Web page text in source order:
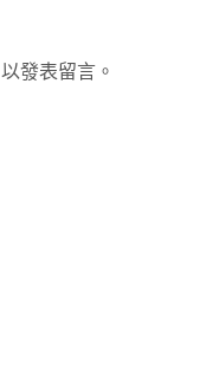
以發表留言。